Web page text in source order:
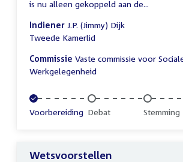
is nu alleen gekoppeld aan de...
Indiener J.P. (Jimmy) Dijk
Tweede Kamerlid
Commissie Vaste commissie voor
Werkgelegenheid
Voltooid:
Voorbereiding Onvoltooid:
Debat Stemming
Wetsvoorstellen